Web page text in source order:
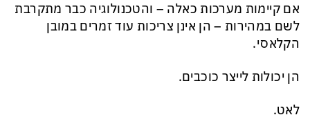
אם קיימות מערכות כאלה – והטכנולוגיה כבר מתקרבת
לשם במהירות – הן אינן צריכות עוד זמרים במובן
הקלאסי.
הן יכולות לייצר כוכבים.
לאט.